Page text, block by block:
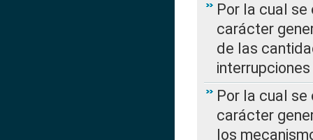
Por la cual
carácter
de las
Por la cual
carácter
los